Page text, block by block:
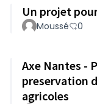
Un projet
Moussé 0
Axe Nantes -
preservation
agricoles